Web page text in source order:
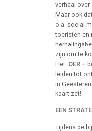
verhaal over
Maar ook
o.a. social-
toeristen en
zijn om te
Het OER –
leiden tot
in
kaart zet!
EEN
Tijdens de